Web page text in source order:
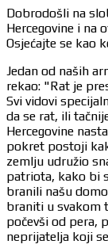
Dobrodošli na
Hercegovine i na
Osjećajte se kao
Jedan od naših
rekao: "Rat je
Svi vidovi
da se rat, ili
Hercegovine
pokret postoji
zemlju udružio
patriota, kako bi
branili našu
braniti u svakom
počevši od pera,
neprijatelja koji